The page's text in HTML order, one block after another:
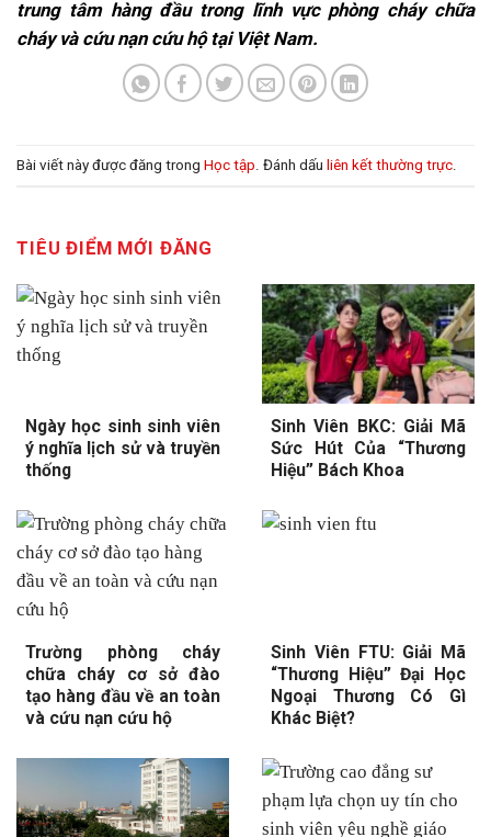
trung tâm hàng đầu trong lĩnh vực phòng cháy chữa
cháy và cứu nạn cứu hộ tại Việt Nam.
Bài viết này được đăng trong Học tập . Đánh dấu liên kết thường trực
TIÊU ĐIỂM MỚI ĐĂNG
Ngày học sinh sinh viên
ý nghĩa lịch sử và truyền
thống
Sinh Viên BKC: Giải Mã
Sức Hút Của “Thương
Hiệu” Bách Khoa
Trường phòng cháy
chữa cháy cơ sở đào
tạo hàng đầu về an toàn
và cứu nạn cứu hộ
Sinh Viên FTU: Giải Mã
“Thương Hiệu” Đại Học
Ngoại Thương Có Gì
Khác Biệt?